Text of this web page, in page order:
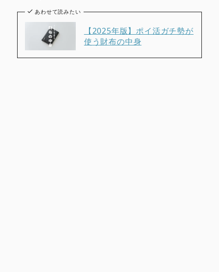
あわせて読みたい
【2025年版】ポイ活ガチ勢が
使う財布の中身